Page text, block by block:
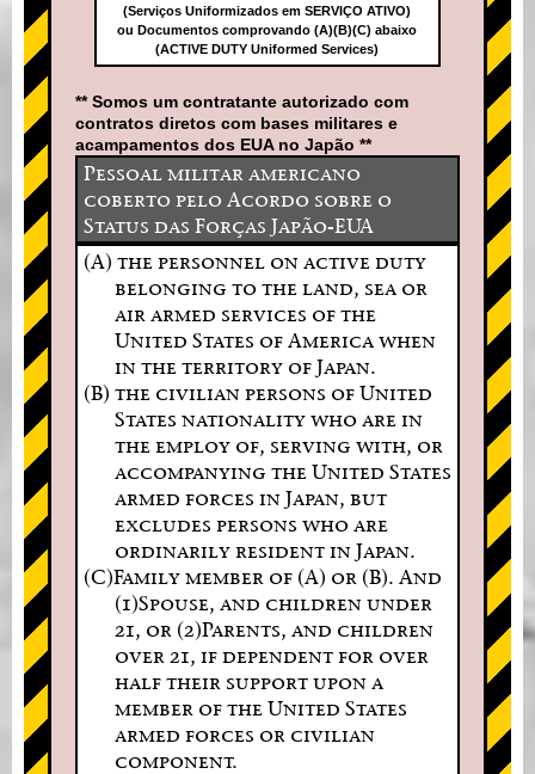
(Serviços Uniformizados em SERVIÇO ATIVO)
ou Documentos comprovando (A)(B)(C) abaixo
(ACTIVE DUTY Uniformed Services)
** Somos um contratante autorizado com
contratos diretos com bases militares e
acampamentos dos EUA no Japão **
Pessoal militar americano
coberto pelo Acordo sobre o
Status das Forças Japão-EUA
(A) the personnel on active duty
belonging to the land, sea or
air armed services of the
United States of America when
in the territory of Japan.
(B) the civilian persons of United
States nationality who are in
the employ of, serving with, or
accompanying the United States
armed forces in Japan, but
excludes persons who are
ordinarily resident in Japan.
(C)Family member of (A) or (B). And
(1)Spouse, and children under
21, or (2)Parents, and children
over 21, if dependent for over
half their support upon a
member of the United States
armed forces or civilian
component.